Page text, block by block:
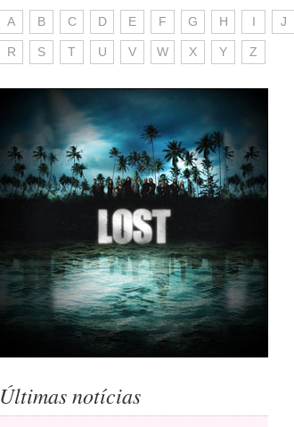
A B C D E F G H I J
R S T U V W X Y Z
Últimas notícias